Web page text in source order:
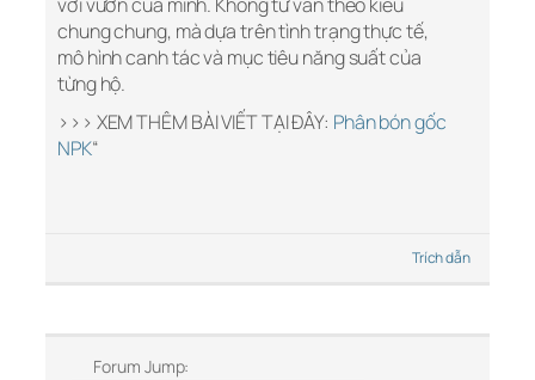
chung chung, mà dựa trên tình trạng thực tế,
mô hình canh tác và mục tiêu năng suất của
từng hộ.
>>> XEM THÊM BÀI VIẾT TẠI ĐÂY: Phân bón gốc
NPK“
Trích dẫn
Forum Jump: